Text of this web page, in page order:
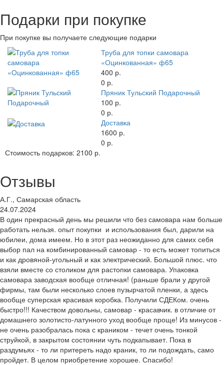
Подарки при покупке
При покупке вы получаете следующие подарки
Труба для топки самовара
«Оцинкованная» ф65
400 р.
0 р.
Пряник Тульский Подарочный
100 р.
0 р.
Доставка
1600 р.
0 р.
Стоимость подарков: 2100 р.
Отзывы
А.Г., Самарская область
24.07.2024
В один прекрасный день мы решили что без самовара нам больше
работать нельзя. опыт покупки и использования был, дарили на
юбилеи, дома имеем. Но в этот раз неожиданно для самих себя
выбор пал на комбинированный самовар - то есть может топиться
и как дровяной-угольный и как электрический. Большой плюс. что
взяли вместе со столиком для растопки самовара. Упаковка
самовара заводская вообще отличная! (раньше брали у другой
фирмы, там были несколько слоев пузырчатой пленки, а здесь
вообще суперская красивая коробка. Получили СДЕКом. очень
быстро!!! Качеством довольны, самовар - красавчик. в отличие от
домашнего золотисто-латунного уход вообще проще! Из минусов -
не очень разобралась пока с краником - течет очень тонкой
струйкой, в закрытом состоянии чуть подкапывает. Пока в
раздумьях - то ли притереть надо краник, то ли подождать, само
пройдет. В целом приобретение хорошее. Спасибо!